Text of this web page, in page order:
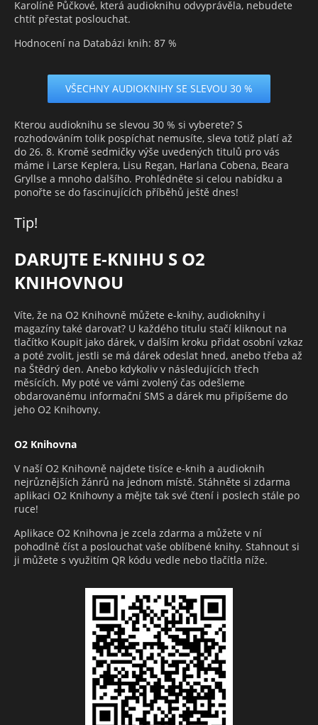
Karolíně Půčkové, která audioknihu odvyprávěla, nebudete
chtít přestat poslouchat.
Hodnocení na Databázi knih: 87 %
VŠECHNY AUDIOKNIHY SE SLEVOU 30 %
Kterou audioknihu se slevou 30 % si vyberete? S
rozhodováním tolik pospíchat nemusíte, sleva totiž platí až
do 26. 8. Kromě sedmičky výše uvedených titulů pro vás
máme i Larse Keplera, Lisu Regan, Harlana Cobena, Beara
Gryllse a mnoho dalšího. Prohlédněte si celou nabídku a
ponořte se do fascinujících příběhů ještě dnes!
Tip!
DARUJTE E-KNIHU S O2
KNIHOVNOU
Víte, že na O2 Knihovně můžete e-knihy, audioknihy i
magazíny také darovat? U každého titulu stačí kliknout na
tlačítko Koupit jako dárek, v dalším kroku přidat osobní vzkaz
a poté zvolit, jestli se má dárek odeslat hned, anebo třeba až
na Štědrý den. Anebo kdykoliv v následujících třech
měsících. My poté ve vámi zvolený čas odešleme
obdarovanému informační SMS a dárek mu připíšeme do
jeho O2 Knihovny.
O2 Knihovna
V naší O2 Knihovně najdete tisíce e-knih a audioknih
nejrůznějších žánrů na jednom místě. Stáhněte si zdarma
aplikaci O2 Knihovny a mějte tak své čtení i poslech stále po
ruce!
Aplikace O2 Knihovna je zcela zdarma a můžete v ní
pohodlně číst a poslouchat vaše oblíbené knihy. Stahnout si
ji můžete s využitím QR kódu vedle nebo tlačítla níže.